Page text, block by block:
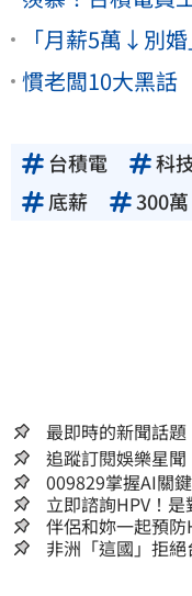
「月薪5萬↓別
慣老闆10大黑
台積電 科
底薪
300萬
最即時的新聞話
追蹤訂閱娛樂星
009829掌握AI關
立即諮詢HPV！
嫌晚！
伴侶和妳一起預防
非洲「這國」拒